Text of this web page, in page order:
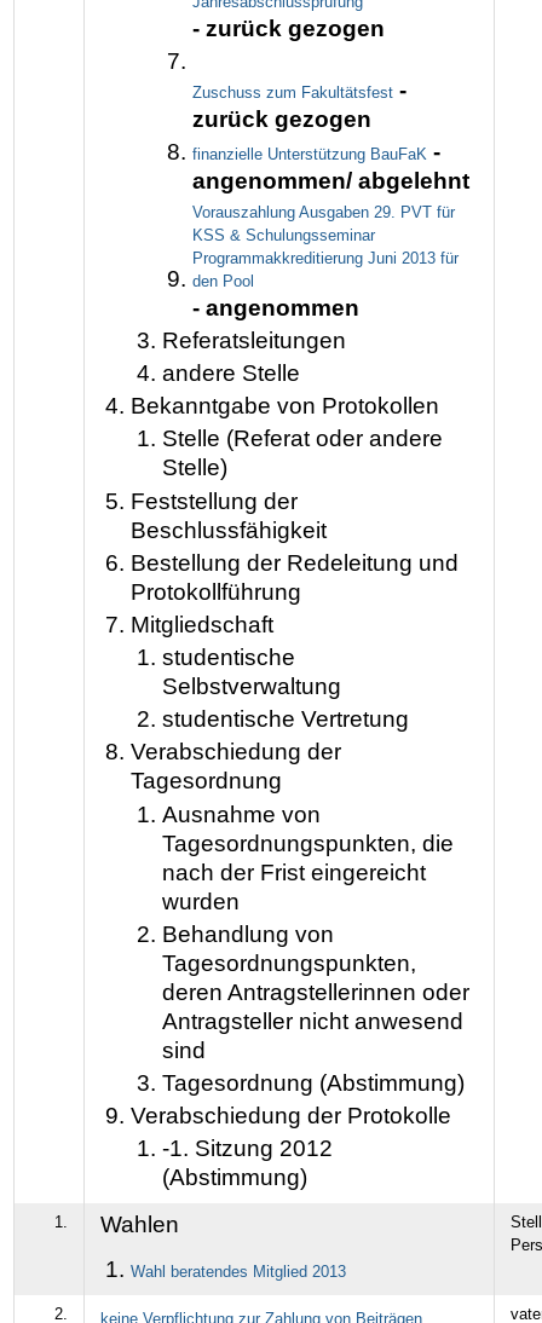
- zurück gezogen
Zuschuss zum Fakultätsfest -
zurück gezogen
finanzielle Unterstützung BauFaK -
angenommen/ abgelehnt
Vorauszahlung Ausgaben 29. PVT für
KSS & Schulungsseminar
Programmakkreditierung Juni 2013 für
den Pool
- angenommen
Referatsleitungen
andere Stelle
Bekanntgabe von Protokollen
Stelle (Referat oder andere
Stelle)
Feststellung der
Beschlussfähigkeit
Bestellung der Redeleitung und
Protokollführung
Mitgliedschaft
studentische
Selbstverwaltung
studentische Vertretung
Verabschiedung der
Tagesordnung
Ausnahme von
Tagesordnungspunkten, die
nach der Frist eingereicht
wurden
Behandlung von
Tagesordnungspunkten,
deren Antragstellerinnen oder
Antragsteller nicht anwesend
sind
Tagesordnung (Abstimmung)
Verabschiedung der Protokolle
-1. Sitzung 2012
(Abstimmung)
1. Wahlen
Wahl beratendes Mitglied 2013
2. keine Verpflichtung zur Zahlung von Beiträgen